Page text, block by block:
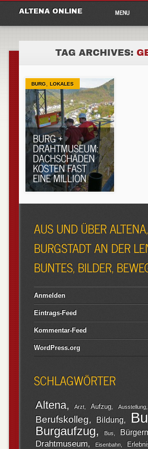
ALTENA ONLINE
Main
menu
content
MENU
TAG ARCHIVES:
BURG, LOKALES
BURG +
DRAHTMUSEUM:
DACHSCHÄDEN
KOSTEN FAST
EINE MILLION
AUS UND ÜBER
BURGSTADT AN DER
BUNTES, BILDER,
Anmelden
Eintrags-Feed
Kommentar-Feed
WordPress.org
SCHLAGWÖRTER
Altena Arzt Aufzug Ausstellung
Berufskolleg Bildung
Burgaufzug Bus
Drahtmuseum Eisenbahn